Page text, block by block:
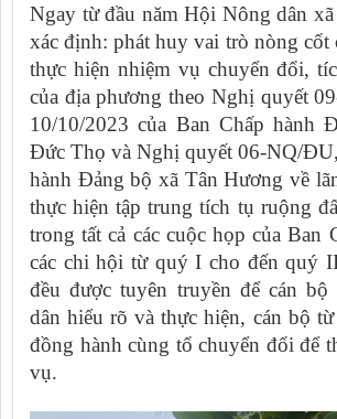
Ngay từ đầu năm Hội Nông dân
xác định: phát huy vai trò nòng cốt
thực hiện nhiệm vụ chuyển đổi,
của địa phương theo Nghị quyết
10/10/2023 của Ban Chấp hành
Đức Thọ và Nghị quyết 06-NQ/
hành Đảng bộ xã Tân Hương về
thực hiện tập trung tích tụ ruộng
trong tất cả các cuộc họp của Ban
các chi hội từ quý I cho đến quý
đều được tuyên truyền để cán
dân hiểu rõ và thực hiện, cán bộ
đồng hành cùng tổ chuyển đổi để
vụ.